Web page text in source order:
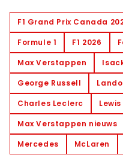
F1 Grand Prix Canada
Formule 1
F1 2026
Max Verstappen
George Russell
Charles Leclerc
Max Verstappen nieuws
Mercedes
McLaren